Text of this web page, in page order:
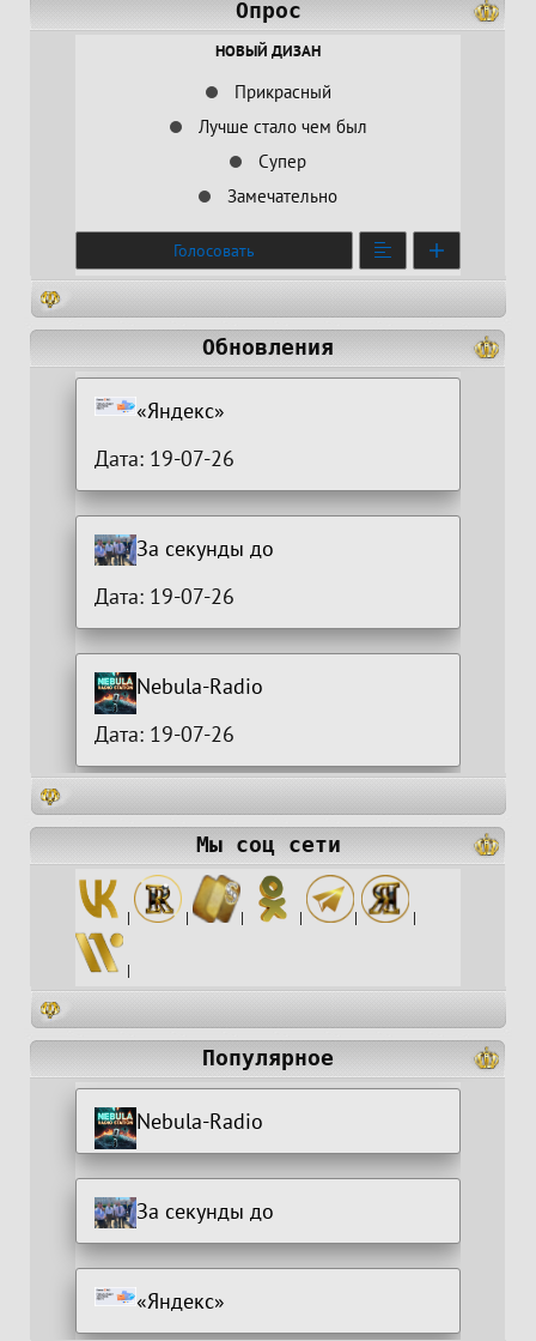
Опрос
НОВЫЙ ДИЗАН
Прикрасный
Лучше стало чем был
Супер
Замечательно
Голосовать
Обновления
«Яндекс»
Дата: 19-07-26
За секунды до
Дата: 19-07-26
Nebula-Radio
Дата: 19-07-26
Мы соц сети
| | | | | |
|
Популярное
Nebula-Radio
За секунды до
«Яндекс»